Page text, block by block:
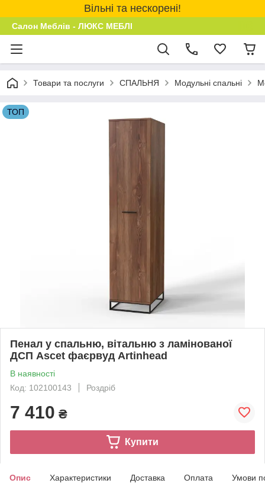
Вільні та нескорені!
Салон Меблів - ЛЮКС МЕБЛІ
Товари та послуги СПАЛЬНЯ Модульні спальні
ТОП
Пенал у спальню, вітальню з ламінованої
ДСП Ascet фаєрвуд Artinhead
В наявності
Код: 102100143
Роздріб
7 410 ₴
Купити
Опис Характеристики Доставка Оплата Умови